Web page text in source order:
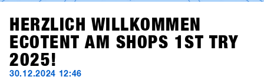
HERZLICH WILLKOMMEN
ECOTENT AM SHOPS 1ST TRY
2025!
30.12.2024 12:46